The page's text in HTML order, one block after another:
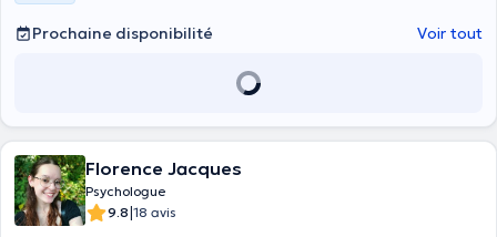
Prochaine disponibilité Voir tout
Florence Jacques
Psychologue
9.8|18 avis